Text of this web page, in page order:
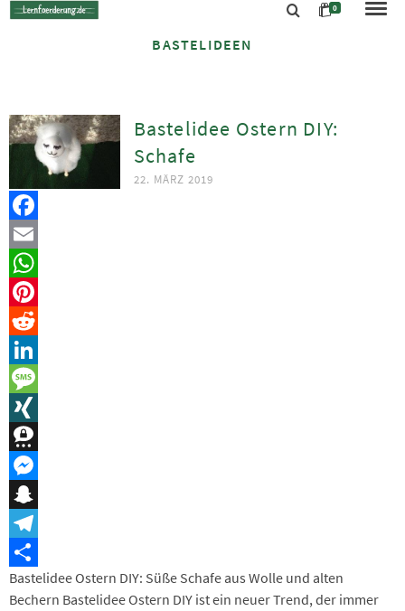
0
BASTELIDEEN
Bastelidee Ostern DIY:
Schafe
22. MÄRZ 2019
Facebook
Email
WhatsApp
Pinterest
Reddit
LinkedIn
Message
XING
Threema
Messenger
Snapchat
Telegram
Teilen
Bastelidee Ostern DIY: Süße Schafe aus Wolle und alten
Bechern Bastelidee Ostern DIY ist ein neuer Trend, der immer